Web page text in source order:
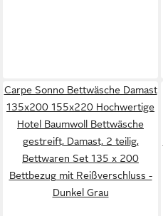
Carpe Sonno Bettwäsche Damast
135x200 155x220 Hochwertige
Hotel Baumwoll Bettwäsche
gestreift, Damast, 2 teilig,
Bettwaren Set 135 x 200
Bettbezug mit Reißverschluss -
Dunkel Grau